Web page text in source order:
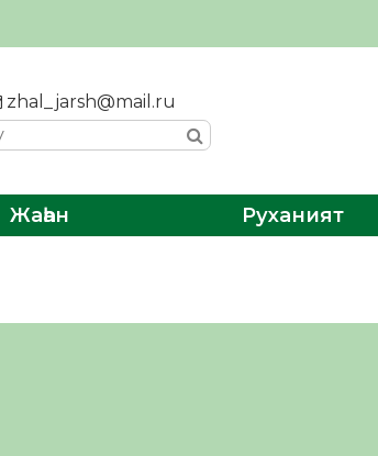
zhal_jarsh@mail.ru
Жаһан Руханият